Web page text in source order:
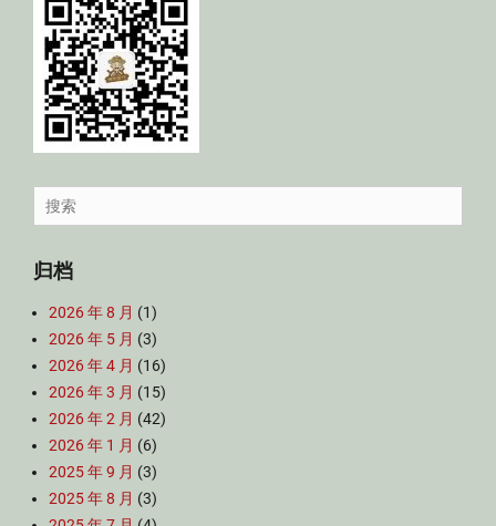
Search
for:
归档
2026 年 8 月 (1)
2026 年 5 月 (3)
2026 年 4 月 (16)
2026 年 3 月 (15)
2026 年 2 月 (42)
2026 年 1 月 (6)
2025 年 9 月 (3)
2025 年 8 月 (3)